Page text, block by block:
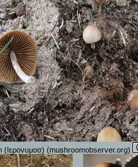
(mushroomobserver.org)